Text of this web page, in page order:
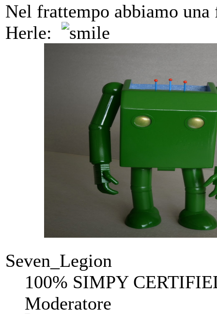
Nel frattempo abbiamo
Herle:
Seven_Legion
100% SIMPY
Moderatore